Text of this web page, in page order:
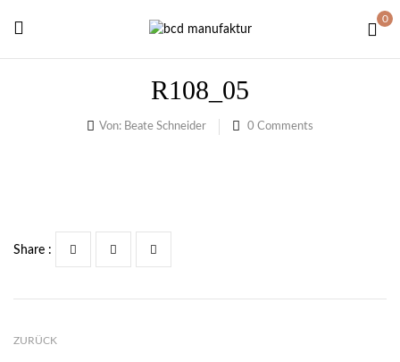
0
R108_05
Von: Beate Schneider 0 Comments
Share :
ZURÜCK